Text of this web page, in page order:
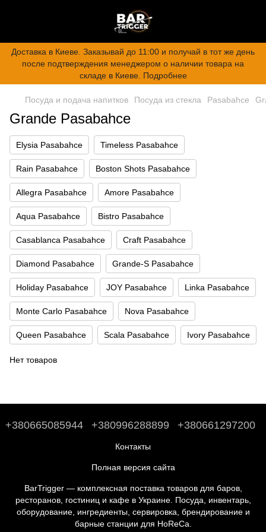
Доставка в Киеве. Заказывай до 11:00 и получай в тот же день
после подтверждения менеджером о наличии товара на
складе в Киеве. Подробнее
Посуда и подача напитков Посуда из стекла Pasabahce
Grande Pasabahce
Elysia Pasabahce Timeless Pasabahce
Rain Pasabahce Boston Shots Pasabahce
Allegra Pasabahce Amore Pasabahce
Aqua Pasabahce Bistro Pasabahce
Casablanca Pasabahce Craft Pasabahce
Diamond Pasabahce Grande-S Pasabahce
Holiday Pasabahce JOY Pasabahce Linka Pasabahce
Monte Carlo Pasabahce Nova Pasabahce
Queen Pasabahce Scala Pasabahce Ivory Pasabahce
Нет товаров
+380665085944 +380996288899 +380661297200
Контакты
Полная версия сайта
BarTrigger — комплексная поставка товаров для баров,
ресторанов, гостиниц и кафе в Украине. Посуда, инвентарь,
оборудование, ингредиенты, сервировка, брендирование и
барные станции для HoReCa.